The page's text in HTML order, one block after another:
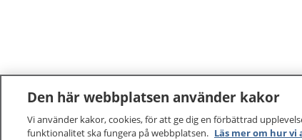
Den här webbplatsen använder kakor
Vi använder kakor, cookies, för att ge dig en förbättrad
funktionalitet ska fungera på webbplatsen. Läs mer om hur